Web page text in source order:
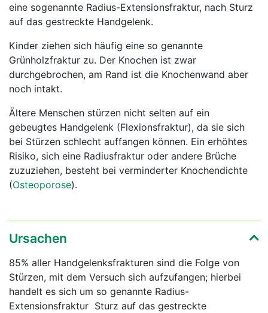
eine sogenannte Radius-Extensionsfraktur, nach Sturz
auf das gestreckte Handgelenk.
Kinder ziehen sich häufig eine so genannte
Grünholzfraktur zu. Der Knochen ist zwar
durchgebrochen, am Rand ist die Knochenwand aber
noch intakt.
Ältere Menschen stürzen nicht selten auf ein
gebeugtes Handgelenk (Flexionsfraktur), da sie sich
bei Stürzen schlecht auffangen können. Ein erhöhtes
Risiko, sich eine Radiusfraktur oder andere Brüche
zuzuziehen, besteht bei verminderter Knochendichte
(Osteoporose).
Ursachen
85% aller Handgelenksfrakturen sind die Folge von
Stürzen, mit dem Versuch sich aufzufangen; hierbei
handelt es sich um so genannte Radius-
Extensionsfraktur  Sturz auf das gestreckte